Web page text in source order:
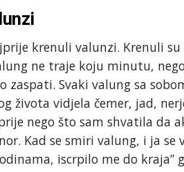
krenuli valunzi. Krenuli
ne traje koju minutu,
zaspati. Svaki valung sa
života vidjela čemer, jad,
nego što sam shvatila da
Kad se smiri valung, i ja
iscrpilo me do kraja”